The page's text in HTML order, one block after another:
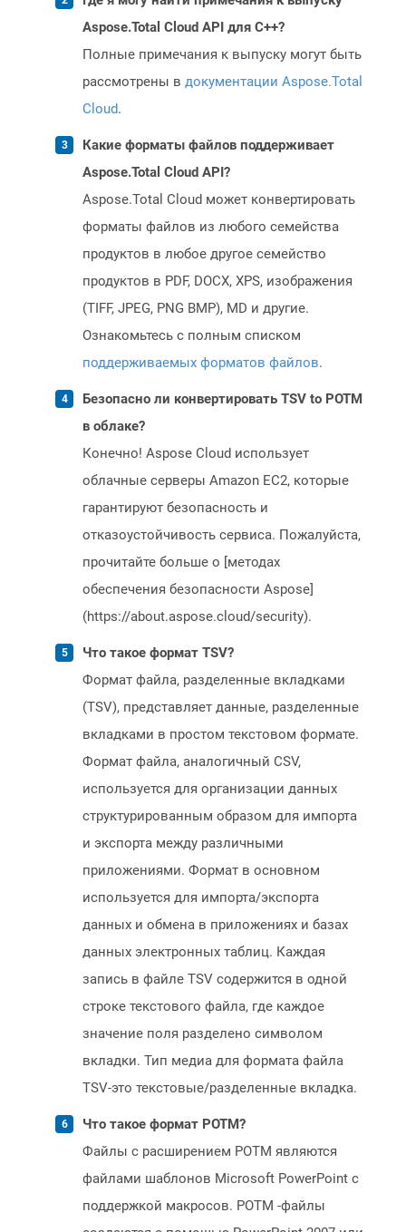
Aspose.Total Cloud API для C++?
Полные примечания к выпуску могут быть
рассмотрены в документации Aspose.Total
Cloud.
Какие форматы файлов поддерживает
Aspose.Total Cloud API?
Aspose.Total Cloud может конвертировать
форматы файлов из любого семейства
продуктов в любое другое семейство
продуктов в PDF, DOCX, XPS, изображения
(TIFF, JPEG, PNG BMP), MD и другие.
Ознакомьтесь с полным списком
поддерживаемых форматов файлов.
Безопасно ли конвертировать TSV to POTM
в облаке?
Конечно! Aspose Cloud использует
облачные серверы Amazon EC2, которые
гарантируют безопасность и
отказоустойчивость сервиса. Пожалуйста,
прочитайте больше о [методах
обеспечения безопасности Aspose]
(https://about.aspose.cloud/security).
Что такое формат TSV?
Формат файла, разделенные вкладками
(TSV), представляет данные, разделенные
вкладками в простом текстовом формате.
Формат файла, аналогичный CSV,
используется для организации данных
структурированным образом для импорта
и экспорта между различными
приложениями. Формат в основном
используется для импорта/экспорта
данных и обмена в приложениях и базах
данных электронных таблиц. Каждая
запись в файле TSV содержится в одной
строке текстового файла, где каждое
значение поля разделено символом
вкладки. Тип медиа для формата файла
TSV-это текстовые/разделенные вкладка.
Что такое формат POTM?
Файлы с расширением POTM являются
файлами шаблонов Microsoft PowerPoint с
поддержкой макросов. POTM -файлы